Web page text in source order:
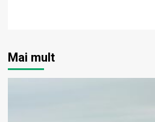
Mai mult